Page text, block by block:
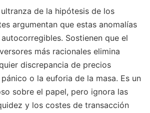
de la hipótesis de los
argumentan que estas anomalías
Sostienen que el
más racionales elimina
discrepancia de precios
o la euforia de la masa. Es un
sobre el papel, pero ignora las
y los costes de transacción